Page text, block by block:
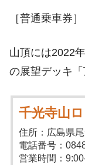
［普通乗車券
山頂には2022
の展望デッキ「
千光寺山
住所：広島県
電話番号：
営業時間：